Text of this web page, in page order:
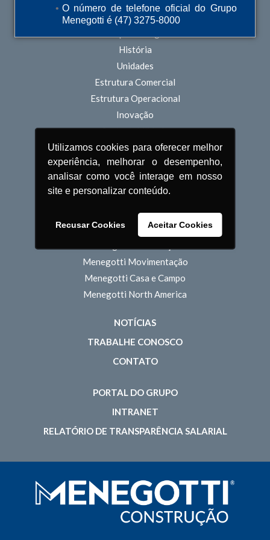
O número de telefone oficial do Grupo
Menegotti é (47) 3275-8000
Utilizamos cookies para oferecer melhor
experiência, melhorar o desempenho,
analisar como você interage em nosso
site e personalizar conteúdo.
Recusar Cookies Aceitar Cookies
QUEM SOMOS
História
Unidades
Estrutura Comercial
Estrutura Operacional
Inovação
Sustentabilidade
Pessoas
POLÍTICA DE PRIVACIDADE
TERMOS DE USO
PRODUTOS
Menegotti Movimentação
Menegotti Casa e Campo
Menegotti North America
NOTÍCIAS
TRABALHE CONOSCO
CONTATO
PORTAL DO GRUPO
INTRANET
RELATÓRIO DE TRANSPARÊNCIA SALARIAL